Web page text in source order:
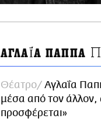
ΑΓΛΑΪ́Α ΠΑΠΠΑ
Θέατρο
Αγλαΐα
μέσα από τον
προσφέρεται»